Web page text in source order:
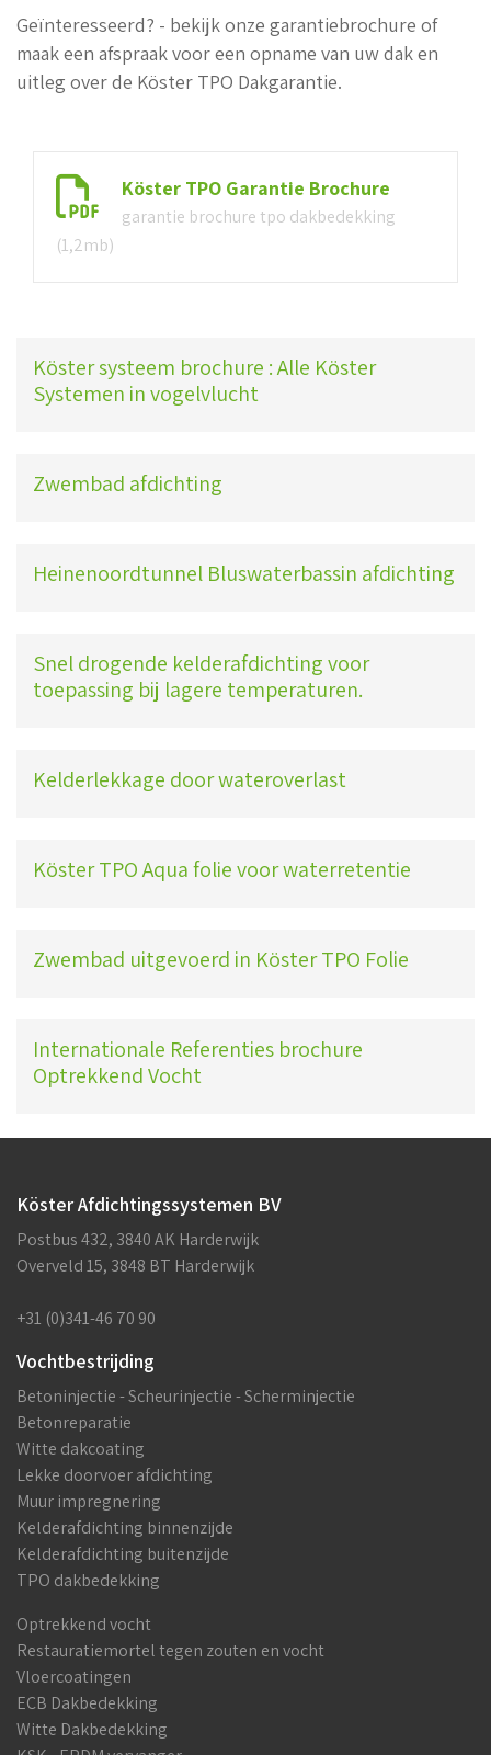
Geïnteresseerd? - bekijk onze garantiebrochure of
maak een afspraak voor een opname van uw dak en
uitleg over de Köster TPO Dakgarantie.
Köster TPO Garantie Brochure
garantie brochure tpo dakbedekking
(1,2mb)
Köster systeem brochure : Alle Köster
Systemen in vogelvlucht
Zwembad afdichting
Heinenoordtunnel Bluswaterbassin afdichting
Snel drogende kelderafdichting voor
toepassing bij lagere temperaturen.
Kelderlekkage door wateroverlast
Köster TPO Aqua folie voor waterretentie
Zwembad uitgevoerd in Köster TPO Folie
Internationale Referenties brochure
Optrekkend Vocht
Köster Afdichtingssystemen BV
Postbus 432, 3840 AK Harderwijk
Overveld 15, 3848 BT Harderwijk
+31 (0)341-46 70 90
Vochtbestrijding
Betoninjectie - Scheurinjectie - Scherminjectie
Betonreparatie
Witte dakcoating
Lekke doorvoer afdichting
Muur impregnering
Kelderafdichting binnenzijde
Kelderafdichting buitenzijde
TPO dakbedekking
Optrekkend vocht
Restauratiemortel tegen zouten en vocht
Vloercoatingen
ECB Dakbedekking
Witte Dakbedekking